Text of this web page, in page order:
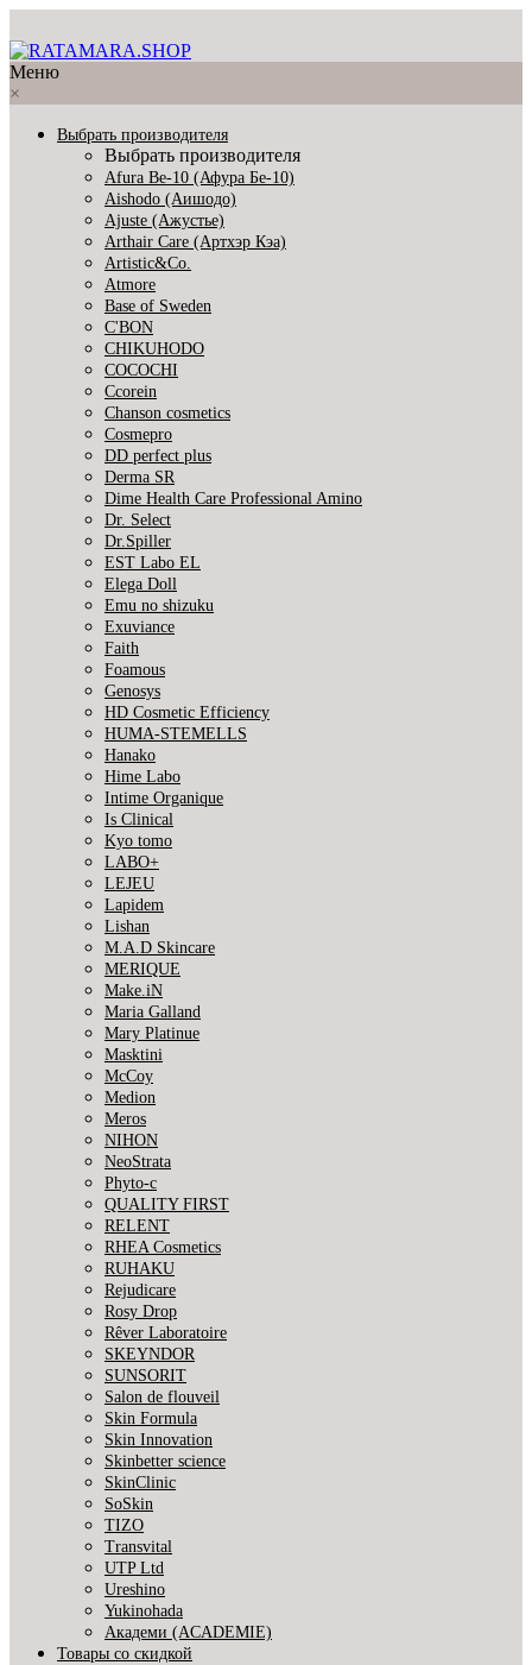
Меню
×
Выбрать производителя
Выбрать производителя
Afura Be-10 (Афура Бе-10)
Aishodo (Аишодо)
Ajuste (Ажустье)
Arthair Care (Артхэр Кэа)
Artistic&Co.
Atmore
Base of Sweden
C'BON
CHIKUHODO
COCOCHI
Ccorein
Chanson cosmetics
Cosmepro
DD perfect plus
Derma SR
Dime Health Care Professional Amino
Dr. Select
Dr.Spiller
EST Labo EL
Elega Doll
Emu no shizuku
Exuviance
Faith
Foamous
Genosys
HD Cosmetic Efficiency
HUMA-STEMELLS
Hanako
Hime Labo
Intime Organique
Is Clinical
Kyo tomo
LABO+
LEJEU
Lapidem
Lishan
M.A.D Skincare
MERIQUE
Make.iN
Maria Galland
Mary Platinue
Masktini
McCoy
Medion
Meros
NIHON
NeoStrata
Phyto-c
QUALITY FIRST
RELENT
RHEA Cosmetics
RUHAKU
Rejudicare
Rosy Drop
Rêver Laboratoire
SKEYNDOR
SUNSORIT
Salon de flouveil
Skin Formula
Skin Innovation
Skinbetter science
SkinСlinic
SoSkin
TIZO
Transvital
UTP Ltd
Ureshino
Yukinohada
Академи (ACADEMIE)
Товары со скидкой